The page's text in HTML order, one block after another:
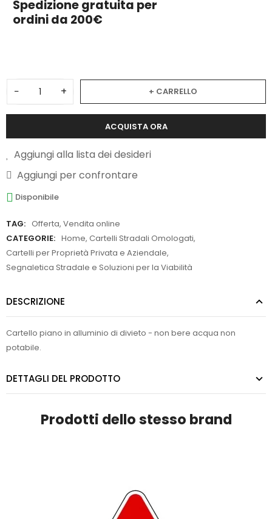
Spedizione gratuita per
ordini da 200€
− + + CARRELLO
ACQUISTA ORA
Aggiungi alla lista dei desideri
Aggiungi per confrontare
Disponibile
TAG: Offerta, Vendita online
CATEGORIE: Home, Cartelli Stradali Omologati,
Cartelli per Proprietà Privata e Aziendale,
Segnaletica Stradale e Soluzioni per la Viabilità
DESCRIZIONE
Cartello piano in alluminio di divieto - non bere acqua non
potabile.
DETTAGLI DEL PRODOTTO
Prodotti dello stesso brand